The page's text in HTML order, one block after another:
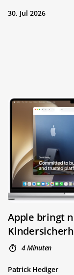
30. Jul 2026
Apple bringt
4 Minuten
Patrick Hediger